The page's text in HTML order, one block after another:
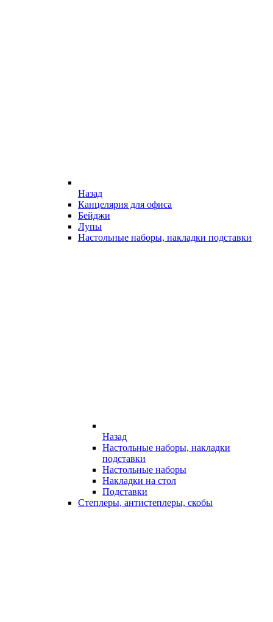
Назад
Канцелярия для офиса
Бейджи
Лупы
Настольные наборы, накладки подставки
Назад
Настольные наборы, накладки
подставки
Настольные наборы
Накладки на стол
Подставки
Степлеры, антистеплеры, скобы